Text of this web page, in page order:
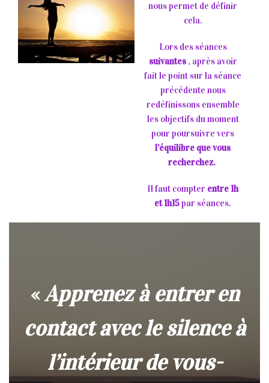
nous permet de définir
cela.
Lors des séances
suivantes, après avoir
fait le point sur la séance
précédente nous
redéfinissons ensemble
les objectifs du moment
pour poursuivre vers
l’équilibre que vous
recherchez.
Il faut compter entre 1h
et 1h15par séances.
«Apprenez à entrer en
contact avec le silence à
l’intérieur de vous-